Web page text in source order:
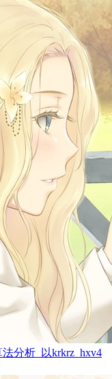
分析_以krkrz_hxv4